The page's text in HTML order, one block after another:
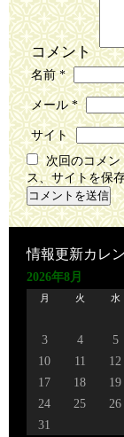
コメント
名前*
メール*
サイト
次回のコメ
ス、サイトを保
情報更新カレ
2026年8月
月 火 水
3
4 5
10
11 12
17
18 19
24
25 26
31